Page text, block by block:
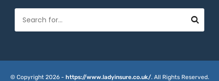
© Copyright 2026 - https://www.ladyinsure.co.uk/. All Rights Reserved.